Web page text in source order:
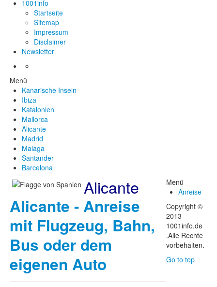
1001info
Startseite
Sitemap
Impressum
Disclaimer
Newsletter
Menü
Kanarische Inseln
Ibiza
Katalonien
Mallorca
Alicante
Madrid
Malaga
Santander
Barcelona
Alicante
Alicante - Anreise
mit Flugzeug, Bahn,
Bus oder dem
eigenen Auto
Menü
Anreise
Copyright ©
2013
1001info.de
.Alle Rechte
vorbehalten.
Go to top